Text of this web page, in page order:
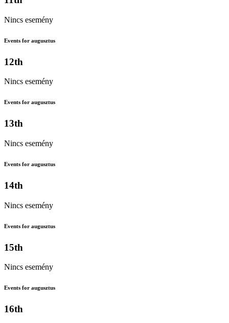
Nincs esemény
Events for augusztus
12th
Nincs esemény
Events for augusztus
13th
Nincs esemény
Events for augusztus
14th
Nincs esemény
Events for augusztus
15th
Nincs esemény
Events for augusztus
16th